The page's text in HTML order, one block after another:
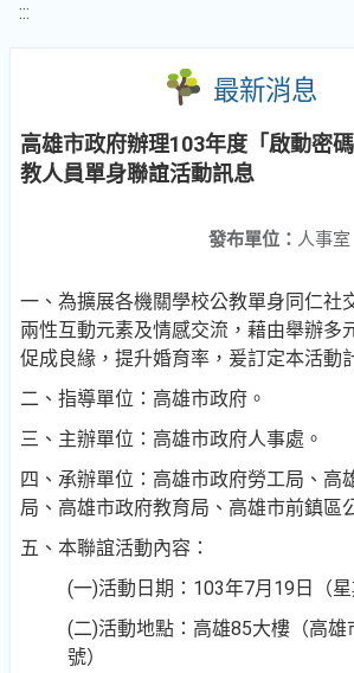
:::
最新消息
高雄市政府辦理103年度「啟動密
教人員單身聯誼活動訊息
發布單位： 人事室
一、為擴展各機關學校公教單身同仁社
兩性互動元素及情感交流，藉由舉辦多
促成良緣，提升婚育率，爰訂定本活動
二、指導單位：高雄市政府。
三、主辦單位：高雄市政府人事處。
四、承辦單位：高雄市政府勞工局、高
局、高雄市政府教育局、高雄市前鎮區
五、本聯誼活動內容：
(一)活動日期：103年7月19日（星
(二)活動地點：高雄85大樓（高雄
號）